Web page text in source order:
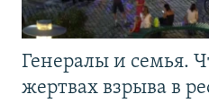
Генералы и семья.
жертвах взрыва в